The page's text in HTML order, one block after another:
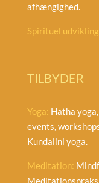
afhængighed.
Spirituel udvikling
TILBYDER
Yoga: Hatha
events,
Kundalini yoga.
Meditation: